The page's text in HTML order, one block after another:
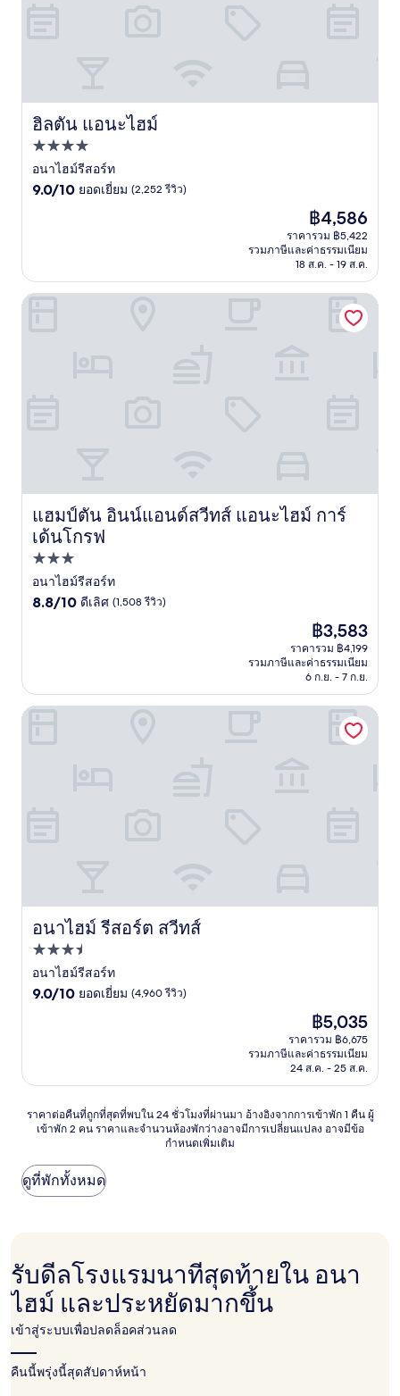
ฮิลตัน แอนะไฮม์
ฮิลตัน แอนะไฮม์
ที่พัก
4.0
ดาว
อนาไฮม์รีสอร์ท
9.0
รีวิว)
9.0/10 ยอดเยี่ยม (2,252 รีวิว)
ราคา
ปัจจุบัน
คือ
฿4,586
฿4,586
ราคารวม ฿5,422
รวมภาษีและค่าธรรมเนียม
18 ส.ค. - 19 ส.ค.
แฮมป์ตัน อินน์แอนด์สวีทส์ แอนะไฮม์ การ์
เด้นโกรฟ
แฮมป์ตัน อินน์แอนด์สวีทส์ แอนะไฮม์ การ์เด้นโกรฟ
ที่พัก
3.0
ดาว
อนาไฮม์รีสอร์ท
8.8
รีวิว)
8.8/10 ดีเลิศ (1,508 รีวิว)
ราคา
ปัจจุบัน
คือ
฿3,583
฿3,583
ราคารวม ฿4,199
รวมภาษีและค่าธรรมเนียม
6 ก.ย. - 7 ก.ย.
แฮมป์ตัน อินน์แอนด์สวีทส์ แอนะไฮม์ การ์เด้นโกรฟ
อนาไฮม์ รีสอร์ต สวีทส์
อนาไฮม์ รีสอร์ต สวีทส์
ที่พัก
3.5
ดาว
อนาไฮม์รีสอร์ท
9.0
รีวิว)
9.0/10 ยอดเยี่ยม (4,960 รีวิว)
ราคา
ปัจจุบัน
คือ
฿5,035
฿5,035
ราคารวม ฿6,675
รวมภาษีและค่าธรรมเนียม
24 ส.ค. - 25 ส.ค.
อนาไฮม์ รีสอร์ต สวีทส์
ราคา
ถูก
ที่สุด
ชั่วโมง
ที่
มา
อ้างอิง
จาก
การ
เข้า
ราคาต่อคืนที่ถูกที่สุดที่พบใน 24 ชั่วโมงที่ผ่านมา อ้างอิงจากการเข้าพัก 1 คืน ผู้
เข้าพัก 2 คน ราคาและจำนวนห้องพักว่างอาจมีการเปลี่ยนแปลง อาจมีข้อ
กำหนดเพิ่มเติม
ดูที่พักทั้งหมด
รับดีลโรงแรมนาทีสุดท้ายใน อนา
ไฮม์ และประหยัดมากขึ้น
เข้าสู่ระบบเพื่อปลดล็อคส่วนลด
คืนนี้พรุ่งนี้สุดสัปดาห์หน้า